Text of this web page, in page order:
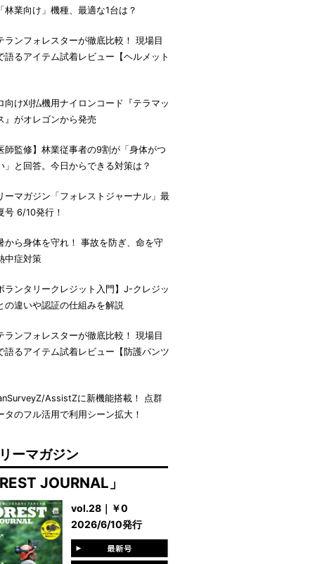
林業向け」機種、最適な1台は？
ランフォレスターが徹底比較！ 現場目
語るアイテム試着レビュー【ヘルメット
向け刈払機用ナイロンコード『テラマッ
』がオレゴンから発売
師監修】林業従事者の9割が「身体がつ
」と回答。今日からできる対策は？
ーマガジン「フォレストジャーナル」最
号 6/10発行！
から身体を守れ！ 事故を防ぎ、命を守
中症対策
ランタリークレジット入門】J-クレジッ
の違いや認証の仕組みを解説
ランフォレスターが徹底比較！ 現場目
語るアイテム試着レビュー【防護パンツ
AssistZに新機能搭載！ 点群
タのフル活用で利用シーン拡大！
ーマガジン
JOURNAL」
vol.28｜￥0
2026/6/10発行